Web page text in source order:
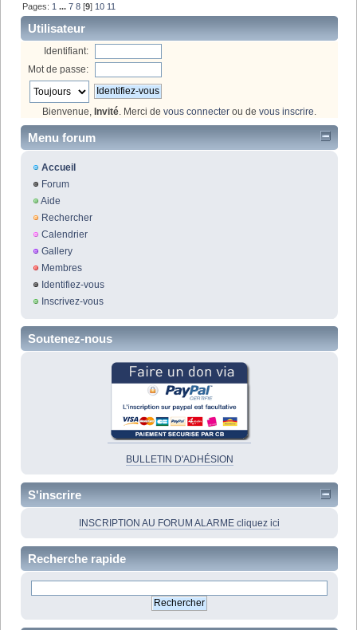
Pages: 1 ...7 8 [9] 10 11
Utilisateur
Identifiant:
Mot de passe:
Bienvenue, Invité. Merci de vous connecter ou de vous inscrire.
Menu forum
Accueil
Forum
Aide
Rechercher
Calendrier
Gallery
Membres
Identifiez-vous
Inscrivez-vous
Soutenez-nous
BULLETIN D'ADHÉSION
S'inscrire
INSCRIPTION AU FORUM ALARME cliquez ici
Recherche rapide